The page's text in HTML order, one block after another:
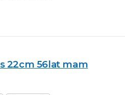
22cm 56lat mam